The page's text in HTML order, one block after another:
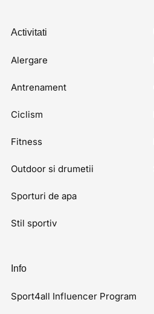
Activitati
Alergare
Antrenament
Ciclism
Fitness
Outdoor si drumetii
Sporturi de apa
Stil sportiv
Info
Sport4all Influencer Program